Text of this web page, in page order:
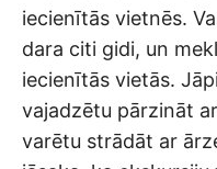
iecienītās vietnēs.
dara citi gidi, un
iecienītās vietās.
vajadzētu pārzināt
varētu strādāt ar